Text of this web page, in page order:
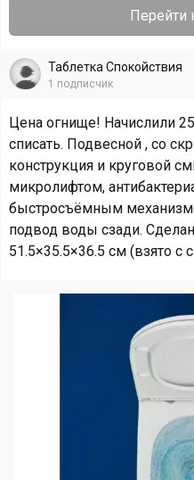
Перейти
Таблетка Спокойствия
1 подписчик
Цена огнище! Начислили
списать. Подвесной , со
конструкция и круговой
микролифтом,
быстросъёмным
подвод воды сзади.
51.5×35.5×36.5 см (взято с